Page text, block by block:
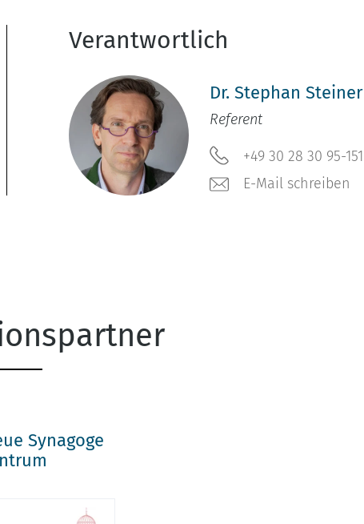
Verantwortlich
Dr. Stephan Steiner
Referent
+49 30 28 30 95-151
E-Mail schreiben
Synagoge